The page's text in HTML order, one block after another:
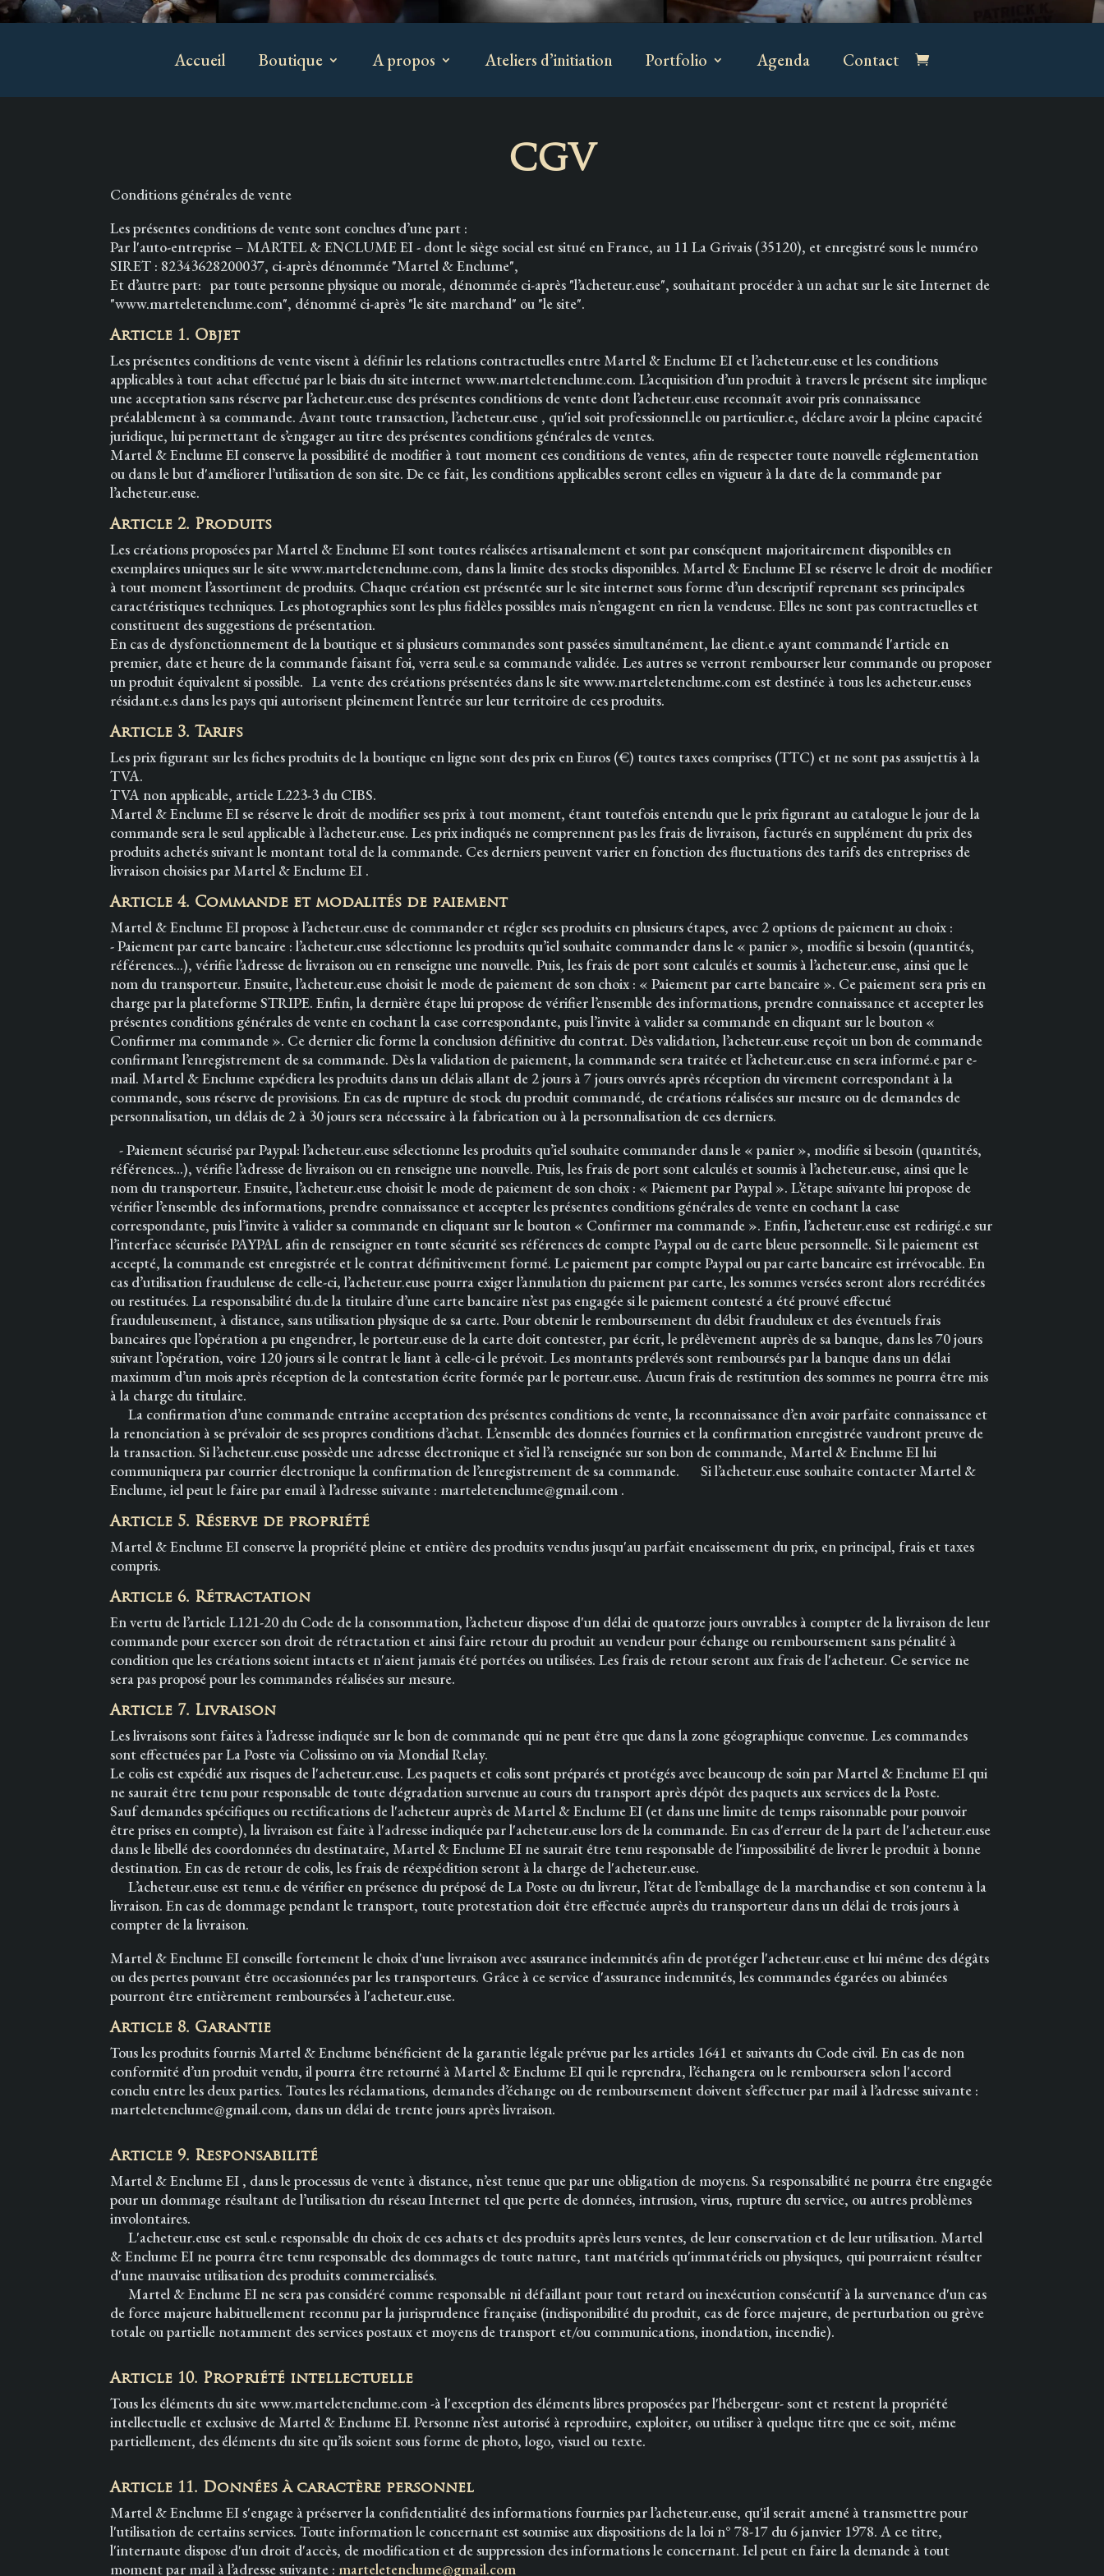
Accueil Boutique A propos Ateliers d’initiation Portfolio Agenda Contact
CGV
Conditions générales de vente
Les présentes conditions de vente sont conclues d’une part :
Par l'auto-entreprise – MARTEL & ENCLUME EI - dont le siège social est situé en France, au 11 La Grivais (35120), et enregistré sous le numéro
SIRET : 82343628200037, ci-après dénommée "Martel & Enclume",
Et d’autre part: par toute personne physique ou morale, dénommée ci-après "l’acheteur.euse", souhaitant procéder à un achat sur le site Internet de
"www.marteletenclume.com", dénommé ci-après "le site marchand" ou "le site".
Article 1. Objet
Les présentes conditions de vente visent à définir les relations contractuelles entre Martel & Enclume EI et l’acheteur.euse et les conditions
applicables à tout achat effectué par le biais du site internet www.marteletenclume.com. L’acquisition d’un produit à travers le présent site implique
une acceptation sans réserve par l’acheteur.euse des présentes conditions de vente dont l’acheteur.euse reconnaît avoir pris connaissance
préalablement à sa commande. Avant toute transaction, l’acheteur.euse , qu'iel soit professionnel.le ou particulier.e, déclare avoir la pleine capacité
juridique, lui permettant de s’engager au titre des présentes conditions générales de ventes.
Martel & Enclume EI conserve la possibilité de modifier à tout moment ces conditions de ventes, afin de respecter toute nouvelle réglementation
ou dans le but d'améliorer l’utilisation de son site. De ce fait, les conditions applicables seront celles en vigueur à la date de la commande par
l’acheteur.euse.
Article 2. Produits
Les créations proposées par Martel & Enclume EI sont toutes réalisées artisanalement et sont par conséquent majoritairement disponibles en
exemplaires uniques sur le site www.marteletenclume.com, dans la limite des stocks disponibles. Martel & Enclume EI se réserve le droit de modifier
à tout moment l’assortiment de produits. Chaque création est présentée sur le site internet sous forme d’un descriptif reprenant ses principales
caractéristiques techniques. Les photographies sont les plus fidèles possibles mais n’engagent en rien la vendeuse. Elles ne sont pas contractuelles et
constituent des suggestions de présentation.
En cas de dysfonctionnement de la boutique et si plusieurs commandes sont passées simultanément, lae client.e ayant commandé l'article en
premier, date et heure de la commande faisant foi, verra seul.e sa commande validée. Les autres se verront rembourser leur commande ou proposer
un produit équivalent si possible. La vente des créations présentées dans le site www.marteletenclume.com est destinée à tous les acheteur.euses
résidant.e.s dans les pays qui autorisent pleinement l’entrée sur leur territoire de ces produits.
Article 3. Tarifs
Les prix figurant sur les fiches produits de la boutique en ligne sont des prix en Euros (€) toutes taxes comprises (TTC) et ne sont pas assujettis à la
TVA.
TVA non applicable, article L223-3 du CIBS.
Martel & Enclume EI se réserve le droit de modifier ses prix à tout moment, étant toutefois entendu que le prix figurant au catalogue le jour de la
commande sera le seul applicable à l’acheteur.euse. Les prix indiqués ne comprennent pas les frais de livraison, facturés en supplément du prix des
produits achetés suivant le montant total de la commande. Ces derniers peuvent varier en fonction des fluctuations des tarifs des entreprises de
livraison choisies par Martel & Enclume EI .
Article 4. Commande et modalités de paiement
Martel & Enclume EI propose à l’acheteur.euse de commander et régler ses produits en plusieurs étapes, avec 2 options de paiement au choix :
- Paiement par carte bancaire : l’acheteur.euse sélectionne les produits qu’iel souhaite commander dans le « panier », modifie si besoin (quantités,
références…), vérifie l’adresse de livraison ou en renseigne une nouvelle. Puis, les frais de port sont calculés et soumis à l’acheteur.euse, ainsi que le
nom du transporteur. Ensuite, l’acheteur.euse choisit le mode de paiement de son choix : « Paiement par carte bancaire ». Ce paiement sera pris en
charge par la plateforme STRIPE. Enfin, la dernière étape lui propose de vérifier l’ensemble des informations, prendre connaissance et accepter les
présentes conditions générales de vente en cochant la case correspondante, puis l’invite à valider sa commande en cliquant sur le bouton «
Confirmer ma commande ». Ce dernier clic forme la conclusion définitive du contrat. Dès validation, l’acheteur.euse reçoit un bon de commande
confirmant l’enregistrement de sa commande. Dès la validation de paiement, la commande sera traitée et l’acheteur.euse en sera informé.e par e-
mail. Martel & Enclume expédiera les produits dans un délais allant de 2 jours à 7 jours ouvrés après réception du virement correspondant à la
commande, sous réserve de provisions. En cas de rupture de stock du produit commandé, de créations réalisées sur mesure ou de demandes de
personnalisation, un délais de 2 à 30 jours sera nécessaire à la fabrication ou à la personnalisation de ces derniers.
- Paiement sécurisé par Paypal: l’acheteur.euse sélectionne les produits qu’iel souhaite commander dans le « panier », modifie si besoin (quantités,
références…), vérifie l’adresse de livraison ou en renseigne une nouvelle. Puis, les frais de port sont calculés et soumis à l’acheteur.euse, ainsi que le
nom du transporteur. Ensuite, l’acheteur.euse choisit le mode de paiement de son choix : « Paiement par Paypal ». L’étape suivante lui propose de
vérifier l’ensemble des informations, prendre connaissance et accepter les présentes conditions générales de vente en cochant la case
correspondante, puis l’invite à valider sa commande en cliquant sur le bouton « Confirmer ma commande ». Enfin, l’acheteur.euse est redirigé.e sur
l’interface sécurisée PAYPAL afin de renseigner en toute sécurité ses références de compte Paypal ou de carte bleue personnelle. Si le paiement est
accepté, la commande est enregistrée et le contrat définitivement formé. Le paiement par compte Paypal ou par carte bancaire est irrévocable. En
cas d’utilisation frauduleuse de celle-ci, l’acheteur.euse pourra exiger l’annulation du paiement par carte, les sommes versées seront alors recréditées
ou restituées. La responsabilité du.de la titulaire d’une carte bancaire n’est pas engagée si le paiement contesté a été prouvé effectué
frauduleusement, à distance, sans utilisation physique de sa carte. Pour obtenir le remboursement du débit frauduleux et des éventuels frais
bancaires que l’opération a pu engendrer, le porteur.euse de la carte doit contester, par écrit, le prélèvement auprès de sa banque, dans les 70 jours
suivant l’opération, voire 120 jours si le contrat le liant à celle-ci le prévoit. Les montants prélevés sont remboursés par la banque dans un délai
maximum d’un mois après réception de la contestation écrite formée par le porteur.euse. Aucun frais de restitution des sommes ne pourra être mis
à la charge du titulaire.
La confirmation d’une commande entraîne acceptation des présentes conditions de vente, la reconnaissance d’en avoir parfaite connaissance et
la renonciation à se prévaloir de ses propres conditions d’achat. L’ensemble des données fournies et la confirmation enregistrée vaudront preuve de
la transaction. Si l’acheteur.euse possède une adresse électronique et s’iel l’a renseignée sur son bon de commande, Martel & Enclume EI lui
communiquera par courrier électronique la confirmation de l’enregistrement de sa commande. Si l’acheteur.euse souhaite contacter Martel &
Enclume, iel peut le faire par email à l’adresse suivante : marteletenclume@gmail.com .
Article 5. Réserve de propriété
Martel & Enclume EI conserve la propriété pleine et entière des produits vendus jusqu'au parfait encaissement du prix, en principal, frais et taxes
compris.
Article 6. Rétractation
En vertu de l’article L121-20 du Code de la consommation, l’acheteur dispose d'un délai de quatorze jours ouvrables à compter de la livraison de leur
commande pour exercer son droit de rétractation et ainsi faire retour du produit au vendeur pour échange ou remboursement sans pénalité à
condition que les créations soient intacts et n'aient jamais été portées ou utilisées. Les frais de retour seront aux frais de l'acheteur. Ce service ne
sera pas proposé pour les commandes réalisées sur mesure.
Article 7. Livraison
Les livraisons sont faites à l’adresse indiquée sur le bon de commande qui ne peut être que dans la zone géographique convenue. Les commandes
sont effectuées par La Poste via Colissimo ou via Mondial Relay.
Le colis est expédié aux risques de l'acheteur.euse. Les paquets et colis sont préparés et protégés avec beaucoup de soin par Martel & Enclume EI qui
ne saurait être tenu pour responsable de toute dégradation survenue au cours du transport après dépôt des paquets aux services de la Poste.
Sauf demandes spécifiques ou rectifications de l'acheteur auprès de Martel & Enclume EI (et dans une limite de temps raisonnable pour pouvoir
être prises en compte), la livraison est faite à l'adresse indiquée par l'acheteur.euse lors de la commande. En cas d'erreur de la part de l'acheteur.euse
dans le libellé des coordonnées du destinataire, Martel & Enclume EI ne saurait être tenu responsable de l'impossibilité de livrer le produit à bonne
destination. En cas de retour de colis, les frais de réexpédition seront à la charge de l'acheteur.euse.
L’acheteur.euse est tenu.e de vérifier en présence du préposé de La Poste ou du livreur, l’état de l’emballage de la marchandise et son contenu à la
livraison. En cas de dommage pendant le transport, toute protestation doit être effectuée auprès du transporteur dans un délai de trois jours à
compter de la livraison.
Martel & Enclume EI conseille fortement le choix d'une livraison avec assurance indemnités afin de protéger l'acheteur.euse et lui même des dégâts
ou des pertes pouvant être occasionnées par les transporteurs. Grâce à ce service d'assurance indemnités, les commandes égarées ou abimées
pourront être entièrement remboursées à l'acheteur.euse.
Article 8. Garantie
Tous les produits fournis Martel & Enclume bénéficient de la garantie légale prévue par les articles 1641 et suivants du Code civil. En cas de non
conformité d’un produit vendu, il pourra être retourné à Martel & Enclume EI qui le reprendra, l’échangera ou le remboursera selon l'accord
conclu entre les deux parties. Toutes les réclamations, demandes d’échange ou de remboursement doivent s’effectuer par mail à l’adresse suivante :
marteletenclume@gmail.com, dans un délai de trente jours après livraison.
Article 9. Responsabilité
Martel & Enclume EI , dans le processus de vente à distance, n’est tenue que par une obligation de moyens. Sa responsabilité ne pourra être engagée
pour un dommage résultant de l’utilisation du réseau Internet tel que perte de données, intrusion, virus, rupture du service, ou autres problèmes
involontaires.
L'acheteur.euse est seul.e responsable du choix de ces achats et des produits après leurs ventes, de leur conservation et de leur utilisation. Martel
& Enclume EI ne pourra être tenu responsable des dommages de toute nature, tant matériels qu'immatériels ou physiques, qui pourraient résulter
d'une mauvaise utilisation des produits commercialisés.
Martel & Enclume EI ne sera pas considéré comme responsable ni défaillant pour tout retard ou inexécution consécutif à la survenance d'un cas
de force majeure habituellement reconnu par la jurisprudence française (indisponibilité du produit, cas de force majeure, de perturbation ou grève
totale ou partielle notamment des services postaux et moyens de transport et/ou communications, inondation, incendie).
Article 10. Propriété intellectuelle
Tous les éléments du site www.marteletenclume.com -à l'exception des éléments libres proposées par l'hébergeur- sont et restent la propriété
intellectuelle et exclusive de Martel & Enclume EI. Personne n’est autorisé à reproduire, exploiter, ou utiliser à quelque titre que ce soit, même
partiellement, des éléments du site qu’ils soient sous forme de photo, logo, visuel ou texte.
Article 11. Données à caractère personnel
Martel & Enclume EI s'engage à préserver la confidentialité des informations fournies par l’acheteur.euse, qu'il serait amené à transmettre pour
l'utilisation de certains services. Toute information le concernant est soumise aux dispositions de la loi n° 78-17 du 6 janvier 1978. A ce titre,
l'internaute dispose d'un droit d'accès, de modification et de suppression des informations le concernant. Iel peut en faire la demande à tout
moment par mail à l’adresse suivante : marteletenclume@gmail.com